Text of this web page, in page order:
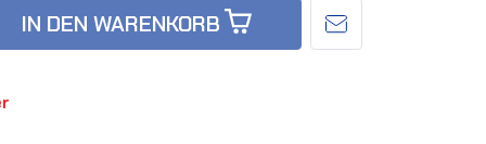
IN DEN WARENKORB